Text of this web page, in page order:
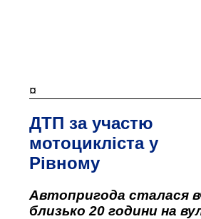
¤
ДТП за участю
мотоцикліста у
Рівному
Автопригода сталася
близько 20 години на